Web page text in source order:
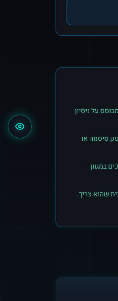
על ניסיון
סיסמה או
במגוון
שהוא צריך.